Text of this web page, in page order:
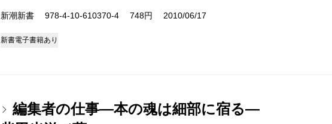
新潮新書 978-4-10-610370-4 748円 2010/06/17
新書電子書籍あり
編集者の仕事―本の魂は細部に宿る―